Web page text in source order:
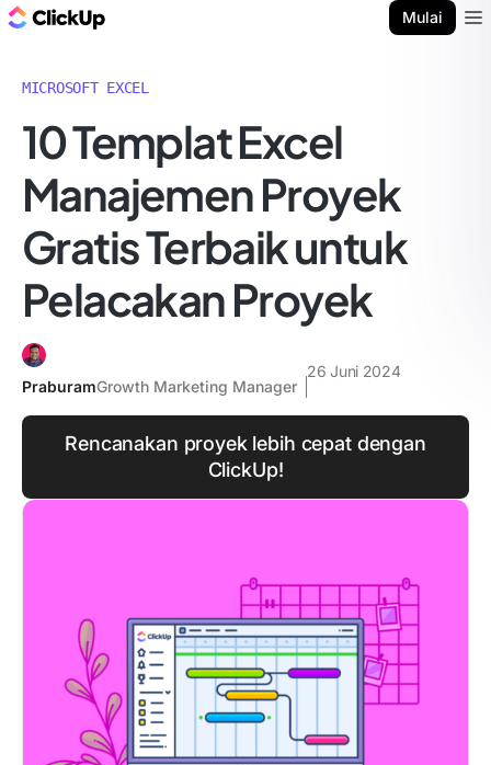
Mulai
MICROSOFT EXCEL
10 Templat Excel
Manajemen Proyek
Gratis Terbaik untuk
Pelacakan Proyek
PraburamGrowth Marketing Manager
26 Juni 2024
Rencanakan proyek lebih cepat dengan
ClickUp!